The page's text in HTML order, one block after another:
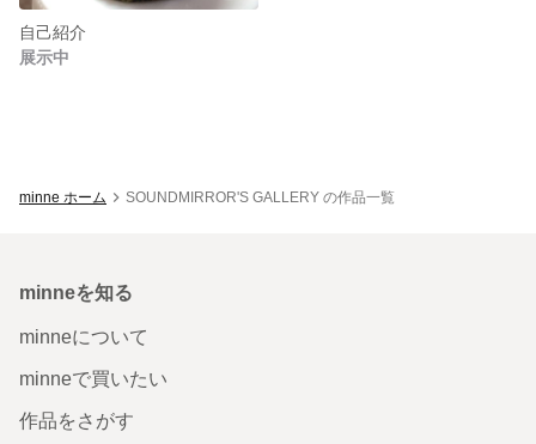
自己紹介
展示中
minne ホーム SOUNDMIRROR'S GALLERY の作品一覧
minneを知る
minneについて
minneで買いたい
作品をさがす